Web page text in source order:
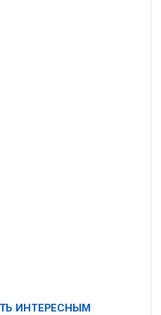
ИНТЕРЕСНЫМ